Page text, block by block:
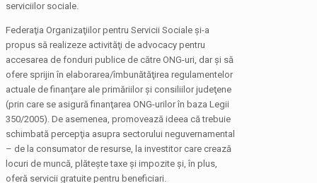
serviciilor sociale.
Federaţia Organizaţiilor pentru Servicii Sociale şi-a
propus să realizeze activităţi de advocacy pentru
accesarea de fonduri publice de către ONG-uri, dar şi să
ofere sprijin în elaborarea/îmbunătăţirea regulamentelor
actuale de finanţare ale primăriilor şi consiliilor judeţene
(prin care se asigură finanţarea ONG-urilor în baza Legii
350/2005). De asemenea, promovează ideea că trebuie
schimbată percepţia asupra sectorului neguvernamental
– de la consumator de resurse, la investitor care crează
locuri de muncă, plăteşte taxe şi impozite şi, în plus,
oferă servicii gratuite pentru beneficiari.